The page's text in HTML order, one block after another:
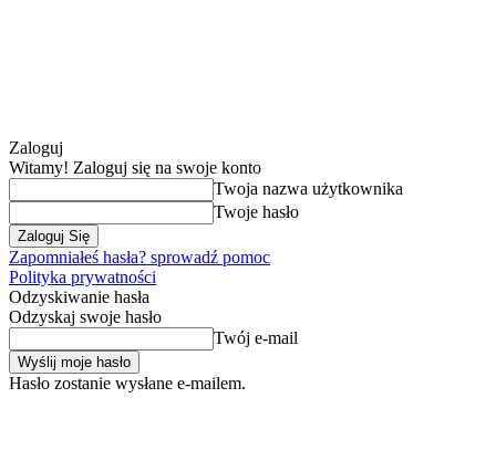
Zaloguj
Witamy! Zaloguj się na swoje konto
Twoja nazwa użytkownika
Twoje hasło
Zapomniałeś hasła? sprowadź pomoc
Polityka prywatności
Odzyskiwanie hasła
Odzyskaj swoje hasło
Twój e-mail
Hasło zostanie wysłane e-mailem.